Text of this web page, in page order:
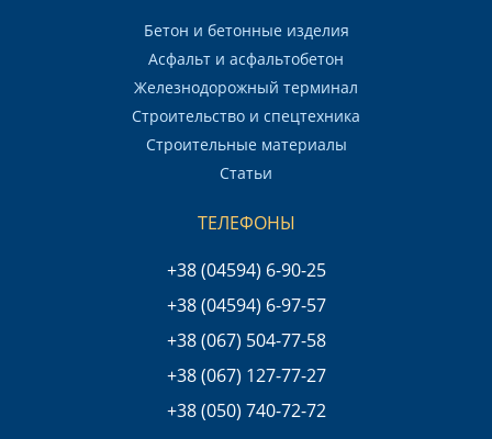
Бетон и бетонные изделия
Асфальт и асфальтобетон
Железнодорожный терминал
Строительство и спецтехника
Строительные материалы
Статьи
ТЕЛЕФОНЫ
+38 (04594) 6-90-25
+38 (04594) 6-97-57
+38 (067) 504-77-58
+38 (067) 127-77-27
+38 (050) 740-72-72